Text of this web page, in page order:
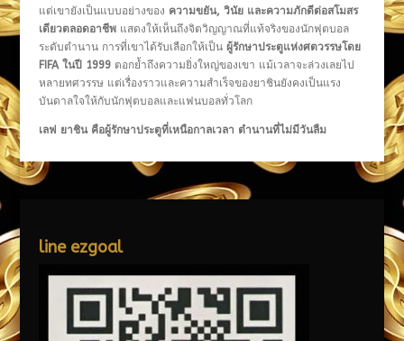
แต่เขายังเป็นแบบอย่างของ ความขยัน, วินัย และความภักดีต่อสโมสร
เดียวตลอดอาชีพแสดงให้เห็นถึงจิตวิญญาณที่แท้จริงของนักฟุตบอล
ระดับตำนาน การที่เขาได้รับเลือกให้เป็น ผู้รักษาประตูแห่งศตวรรษโดย
FIFA ในปี 1999ตอกย้ำถึงความยิ่งใหญ่ของเขา แม้เวลาจะล่วงเลยไป
หลายทศวรรษ แต่เรื่องราวและความสำเร็จของยาชินยังคงเป็นแรง
บันดาลใจให้กับนักฟุตบอลและแฟนบอลทั่วโลก
เลฟ ยาชิน คือผู้รักษาประตูที่เหนือกาลเวลา ตำนานที่ไม่มีวันลืม
line ezgoal